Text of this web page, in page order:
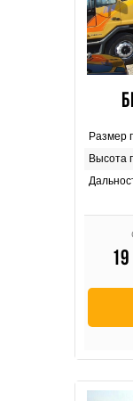
Размер
Высота